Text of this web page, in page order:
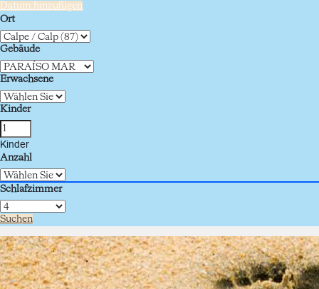
Datum hinzufügen
Ort
Gebäude
Erwachsene
Kinder
Kinder
Anzahl
Schlafzimmer
Suchen